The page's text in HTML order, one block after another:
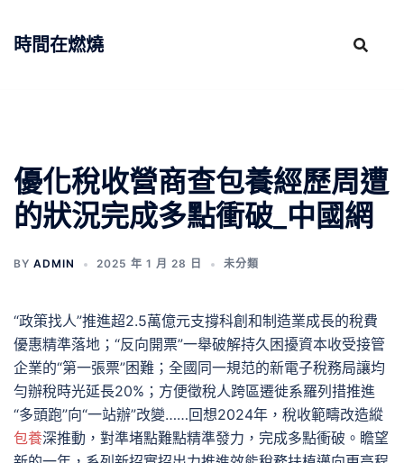
時間在燃燒
優化稅收營商查包養經歷周遭
的狀況完成多點衝破_中國網
BY ADMIN 2025 年 1 月 28 日 未分類
“政策找人”推進超2.5萬億元支撐科創和制造業成長的稅費
優惠精準落地；“反向開票”一舉破解持久困擾資本收受接管
企業的“第一張票”困難；全國同一規范的新電子稅務局讓均
勻辦稅時光延長20%；方便徵稅人跨區遷徙系羅列措推進
“多頭跑”向“一站辦”改變……回想2024年，稅收範疇改造縱
包養深推動，對準堵點難點精準發力，完成多點衝破。瞻望